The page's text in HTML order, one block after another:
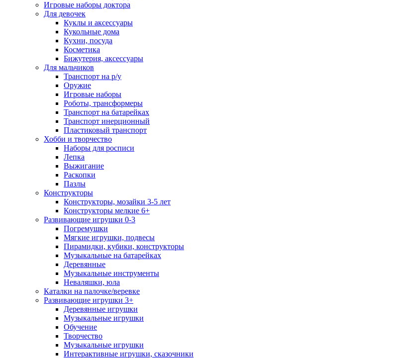
Игровые наборы доктора
Для девочек
Куклы и аксессуары
Кукольные дома
Кухни, посуда
Косметика
Бижутерия, аксессуары
Для мальчиков
Транспорт на р/у
Оружие
Игровые наборы
Роботы, трансформеры
Транспорт на батарейках
Транспорт инерционный
Пластиковый транспорт
Хобби и творчество
Наборы для росписи
Лепка
Выжигание
Раскопки
Пазлы
Конструкторы
Конструкторы, мозайки 3-5 лет
Конструкторы мелкие 6+
Развивающие игрушки 0-3
Погремушки
Мягкие игрушки, подвесы
Пирамидки, кубики, конструкторы
Музыкальные на батарейках
Деревянные
Музыкальные инструменты
Неваляшки, юла
Каталки на палочке/веревке
Развивающие игрушки 3+
Деревянные игрушки
Музыкальные игрушки
Обучение
Творчество
Музыкальные игрушки
Интерактивные игрушки, сказочники